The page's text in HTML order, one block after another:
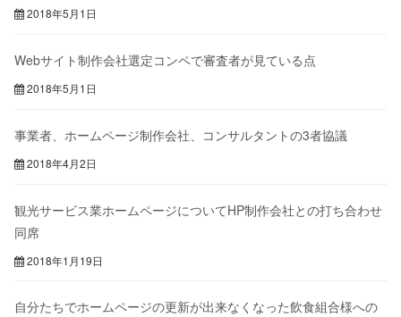
2018年5月1日
Webサイト制作会社選定コンペで審査者が見ている点
2018年5月1日
事業者、ホームページ制作会社、コンサルタントの3者協議
2018年4月2日
観光サービス業ホームページについてHP制作会社との打ち合わせ
同席
2018年1月19日
自分たちでホームページの更新が出来なくなった飲食組合様への